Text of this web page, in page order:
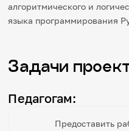
алгоритмического и
языка программирования
Задачи
Педагогам:
Предоставить